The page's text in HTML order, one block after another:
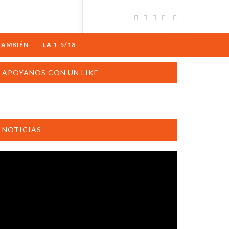
LA 1-5/18
APOYANOS CON UN LIKE
NOTICIAS